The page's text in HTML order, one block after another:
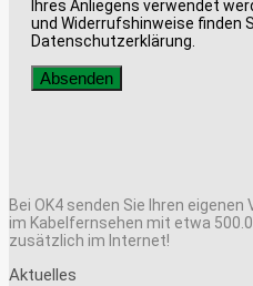
Ihres Anliegens verwendet
und Widerrufshinweise finden
Datenschutzerklärung.
Bei OK4 senden Sie Ihren
im Kabelfernsehen mit etwa
zusätzlich im Internet!
Aktuelles